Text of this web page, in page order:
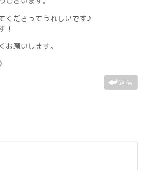
くださってうれしいです♪
！
お願いします。
返信